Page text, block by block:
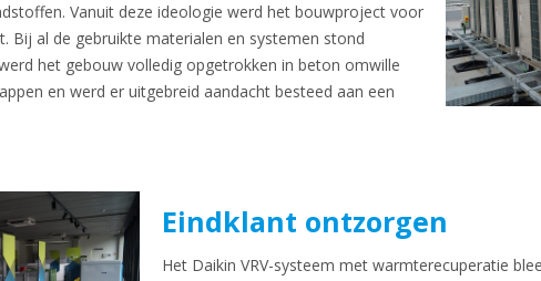
Vanuit deze ideologie werd het bouwproject voor
Bij al de gebruikte materialen en systemen stond
het gebouw volledig opgetrokken in beton omwille
en werd er uitgebreid aandacht besteed aan een
Eindklant ontzorgen
Het Daikin VRV-systeem met warmterecuperatie